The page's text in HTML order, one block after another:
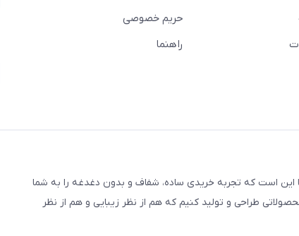
حریم خصوصی
راهنما
این است که تجربه خریدی ساده، شفاف و بدون دغدغه را به شما
طراحی و تولید کنیم که هم از نظر زیبایی و هم از نظر